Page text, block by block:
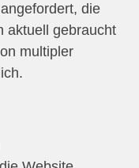
die
aktuell gebraucht
multipler